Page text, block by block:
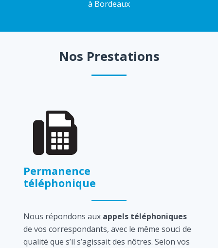
à Bordeaux
Nos Prestations
Permanence
téléphonique
Nous répondons aux appels téléphoniques
de vos correspondants, avec le même souci de
qualité que s’il s’agissait des nôtres. Selon vos